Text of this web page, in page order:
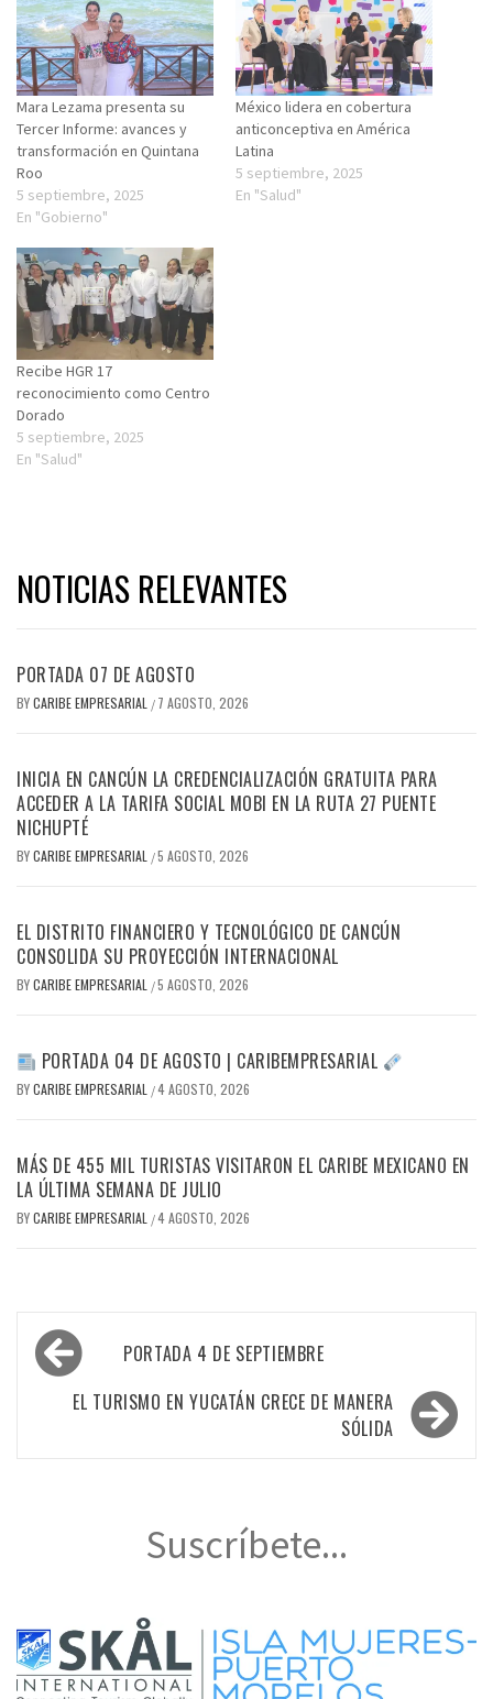
Mara Lezama presenta su
Tercer Informe: avances y
transformación en Quintana
Roo
5 septiembre, 2025
En "Gobierno"
México lidera en cobertura
anticonceptiva en América
Latina
5 septiembre, 2025
En "Salud"
Recibe HGR 17
reconocimiento como Centro
Dorado
5 septiembre, 2025
En "Salud"
NOTICIAS RELEVANTES
PORTADA 07 DE AGOSTO
BYCARIBE EMPRESARIAL / 7 AGOSTO, 2026
INICIA EN CANCÚN LA CREDENCIALIZACIÓN GRATUITA PARA
ACCEDER A LA TARIFA SOCIAL MOBI EN LA RUTA 27 PUENTE
NICHUPTÉ
BYCARIBE EMPRESARIAL /5 AGOSTO, 2026
EL DISTRITO FINANCIERO Y TECNOLÓGICO DE CANCÚN
CONSOLIDA SU PROYECCIÓN INTERNACIONAL
BYCARIBE EMPRESARIAL /5 AGOSTO, 2026
PORTADA 04 DE AGOSTO | CARIBEMPRESARIAL
BYCARIBE EMPRESARIAL /4 AGOSTO, 2026
MÁS DE 455 MIL TURISTAS VISITARON EL CARIBE MEXICANO EN
LA ÚLTIMA SEMANA DE JULIO
BYCARIBE EMPRESARIAL /4 AGOSTO, 2026
Navegación
de
entradas
PORTADA 4 DE SEPTIEMBRE
EL TURISMO EN YUCATÁN CRECE DE MANERA
SÓLIDA
Suscríbete...